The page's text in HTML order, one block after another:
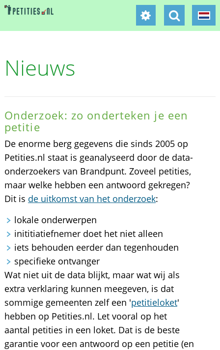
Nieuws
Onderzoek: zo onderteken je een
petitie
De enorme berg gegevens die sinds 2005 op
Petities.nl staat is geanalyseerd door de data-
onderzoekers van Brandpunt. Zoveel petities,
maar welke hebben een antwoord gekregen?
Dit is de uitkomst van het onderzoek:
lokale onderwerpen
inititiatiefnemer doet het niet alleen
iets behouden eerder dan tegenhouden
specifieke ontvanger
Wat niet uit de data blijkt, maar wat wij als
extra verklaring kunnen meegeven, is dat
sommige gemeenten zelf een 'petitieloket'
hebben op Petities.nl. Let vooral op het
aantal petities in een loket. Dat is de beste
garantie voor een antwoord op een petitie (en